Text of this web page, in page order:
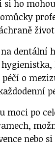
ho
dentální
o
moci po
nebo